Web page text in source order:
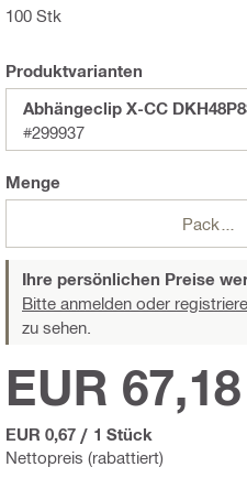
100 Stk
Produktvarianten
Abhängeclip X-CC
#299937
Menge
Packungen
Ihre persönlichen Preise
Bitte anmelden oder
zu sehen.
Nettopreis (rabattiert)
EUR 67,18
EUR 0,67 / 1 Stück